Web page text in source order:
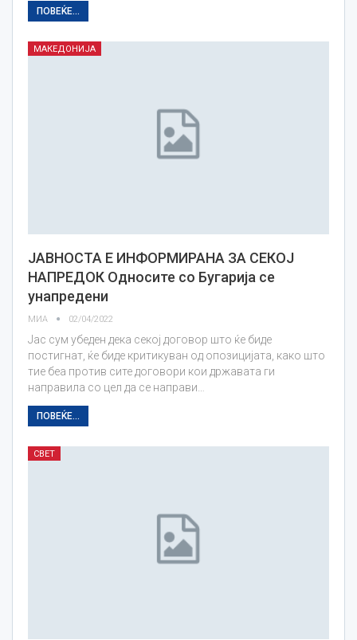
ПОВЕЌЕ...
МАКЕДОНИЈА
ЈАВНОСТА Е ИНФОРМИРАНА ЗА СЕКОЈ
НАПРЕДОК Односите со Бугарија се
унапредени
МИА 02/04/2022
Јас сум убеден дека секој договор што ќе биде
постигнат, ќе биде критикуван од опозицијата, како што
тие беа против сите договори кои државата ги
направила со цел да се направи…
ПОВЕЌЕ...
СВЕТ